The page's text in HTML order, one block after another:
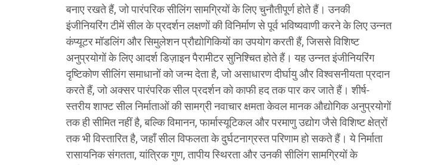
बनाए रखते हैं, जो पारंपरिक सीलिंग सामग्रियों के लिए चुनौतीपूर्ण होते हैं। उनकी
इंजीनियरिंग टीमें सील के प्रदर्शन लक्षणों की विनिर्माण से पूर्व भविष्यवाणी करने के लिए उन्नत
कंप्यूटर मॉडलिंग और सिमुलेशन प्रौद्योगिकियों का उपयोग करती हैं, जिससे विशिष्ट
अनुप्रयोगों के लिए आदर्श डिज़ाइन पैरामीटर सुनिश्चित होते हैं। यह उन्नत इंजीनियरिंग
दृष्टिकोण सीलिंग समाधानों को जन्म देता है, जो असाधारण दीर्घायु और विश्वसनीयता प्रदान
करते हैं, जो अक्सर पारंपरिक सील प्रदर्शन को काफी हद तक पार कर जाते हैं। शीर्ष-
स्तरीय शाफ्ट सील निर्माताओं की सामग्री नवाचार क्षमता केवल मानक औद्योगिक अनुप्रयोगों
तक ही सीमित नहीं है, बल्कि विमानन, फार्मास्यूटिकल और परमाणु उद्योग जैसे विशिष्ट क्षेत्रों
तक भी विस्तारित है, जहाँ सील विफलता के दुर्घटनाग्रस्त परिणाम हो सकते हैं। ये निर्माता
रासायनिक संगतता, यांत्रिक गुण, तापीय स्थिरता और उनकी सीलिंग सामग्रियों के